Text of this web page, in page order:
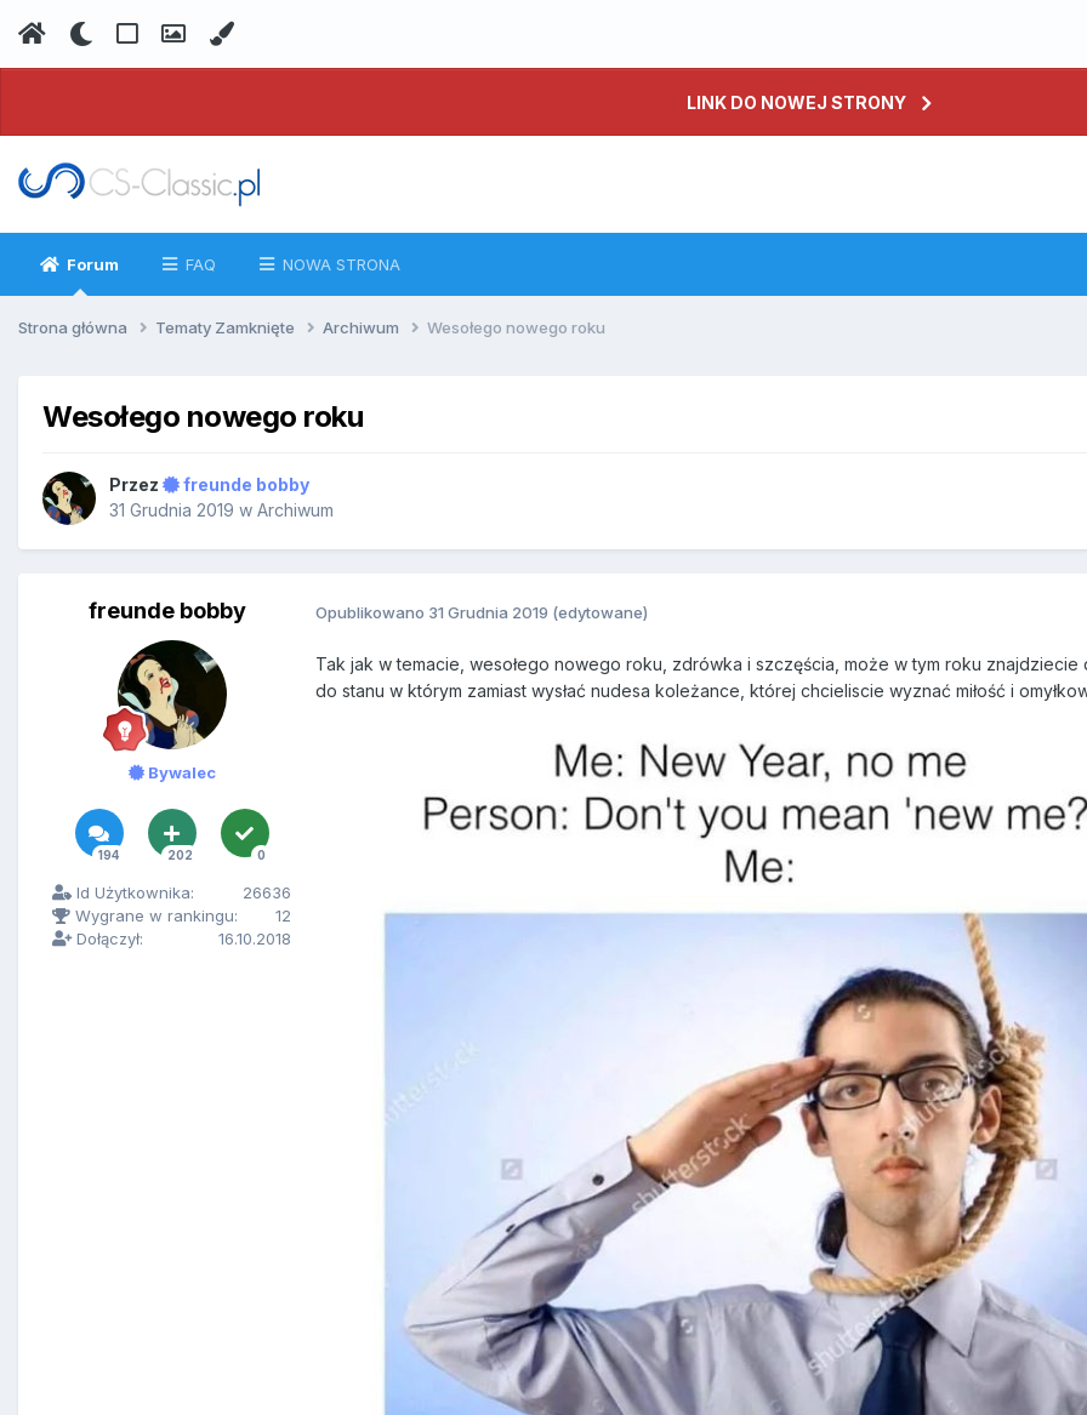
LINK DO NOWEJ STRONY
Forum FAQ NOWA STRONA
Strona główna Tematy Zamknięte Archiwum Wesołego nowego roku
Wesołego nowego roku
Przez
freunde bobby
31 Grudnia 2019 w Archiwum
freunde bobby
Bywalec
194 202 0
Id Użytkownika:
26636
Wygrane w rankingu:
12
Dołączył:
16.10.2018
Opublikowano 31 Grudnia 2019 (edytowane)
Tak jak w temacie, wesołego nowego roku, zdrówka i szczęścia, może w tym roku
do stanu w którym zamiast wysłać nudesa koleżance, której chcieliscie wyznać miłość i